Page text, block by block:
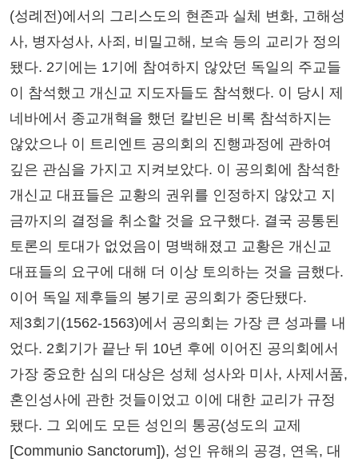
(성례전)에서의 그리스도의 현존과 실체 변화, 고해성
사, 병자성사, 사죄, 비밀고해, 보속 등의 교리가 정의
됐다. 2기에는 1기에 참여하지 않았던 독일의 주교들
이 참석했고 개신교 지도자들도 참석했다. 이 당시 제
네바에서 종교개혁을 했던 칼빈은 비록 참석하지는
않았으나 이 트리엔트 공의회의 진행과정에 관하여
깊은 관심을 가지고 지켜보았다. 이 공의회에 참석한
개신교 대표들은 교황의 권위를 인정하지 않았고 지
금까지의 결정을 취소할 것을 요구했다. 결국 공통된
토론의 토대가 없었음이 명백해졌고 교황은 개신교
대표들의 요구에 대해 더 이상 토의하는 것을 금했다.
이어 독일 제후들의 봉기로 공의회가 중단됐다.
제3회기(1562-1563)에서 공의회는 가장 큰 성과를 내
었다. 2회기가 끝난 뒤 10년 후에 이어진 공의회에서
가장 중요한 심의 대상은 성체 성사와 미사, 사제서품,
혼인성사에 관한 것들이었고 이에 대한 교리가 규정
됐다. 그 외에도 모든 성인의 통공(성도의 교제
[Communio Sanctorum]), 성인 유해의 공경, 연옥, 대